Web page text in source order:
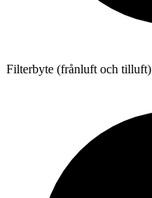
Filterbyte (frånluft och tilluft)